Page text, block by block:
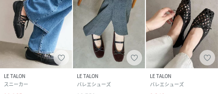
LE TALON
スニーカー
LE TALON
バレエシューズ
LE TALON
バレエシューズ